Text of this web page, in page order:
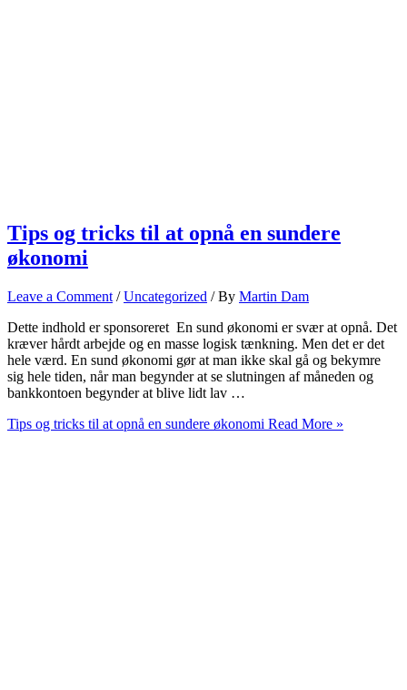
Tips og tricks til at opnå en sundere
økonomi
Leave a Comment /Uncategorized / By Martin Dam
Dette indhold er sponsoreret En sund økonomi er svær at opnå. Det
kræver hårdt arbejde og en masse logisk tænkning. Men det er det
hele værd. En sund økonomi gør at man ikke skal gå og bekymre
sig hele tiden, når man begynder at se slutningen af måneden og
bankkontoen begynder at blive lidt lav …
Tips og tricks til at opnå en sundere økonomi Read More »